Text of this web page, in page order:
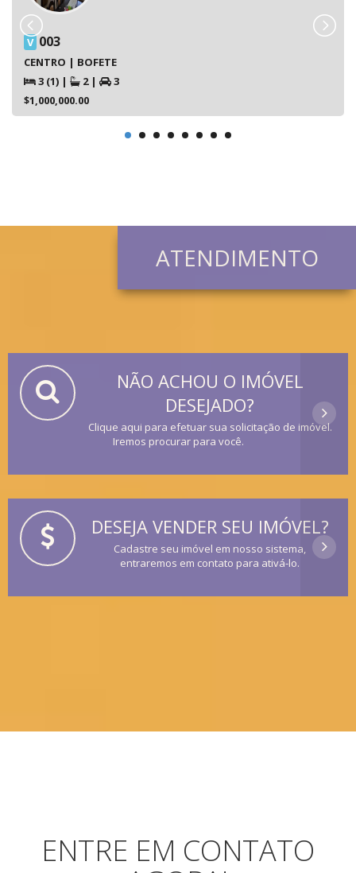
V 003
CENTRO | BOFETE
3 (1) | 2 |
3
$1,000,000.00
ATENDIMENTO
NÃO ACHOU O IMÓVEL
DESEJADO?
Clique aqui para efetuar sua solicitação de imóvel.
Iremos procurar para você.
DESEJA VENDER SEU IMÓVEL?
Cadastre seu imóvel em nosso sistema,
entraremos em contato para ativá-lo.
ENTRE EM CONTATO